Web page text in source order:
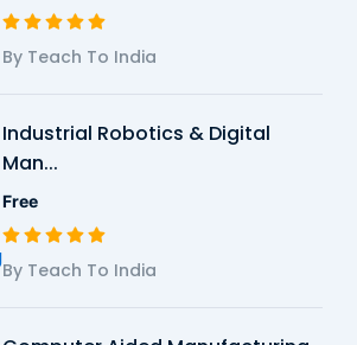
By Teach To India
Industrial Robotics & Digital
Man...
Free
By Teach To India